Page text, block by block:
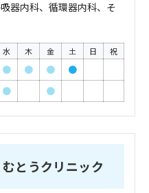
器内科、循環器内科、そ
水 木 金 土 日 祝
● ● ●
●
● ●
とうクリニック